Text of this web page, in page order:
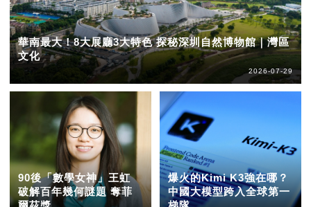
華南最大！8大展廳3大特色 探秘深圳自然博物館｜灣區
文化
2026-07-29
90後「數學女神」王虹
破解百年幾何謎題 奪菲
爆火的Kimi K3強在哪？
中國大模型跨入全球第一